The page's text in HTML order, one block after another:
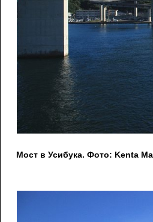
Мост в Усибука. Фото: Kenta